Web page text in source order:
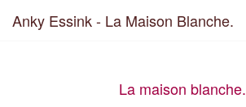
Anky Essink - La Maison Blanche.
La maison blanche.